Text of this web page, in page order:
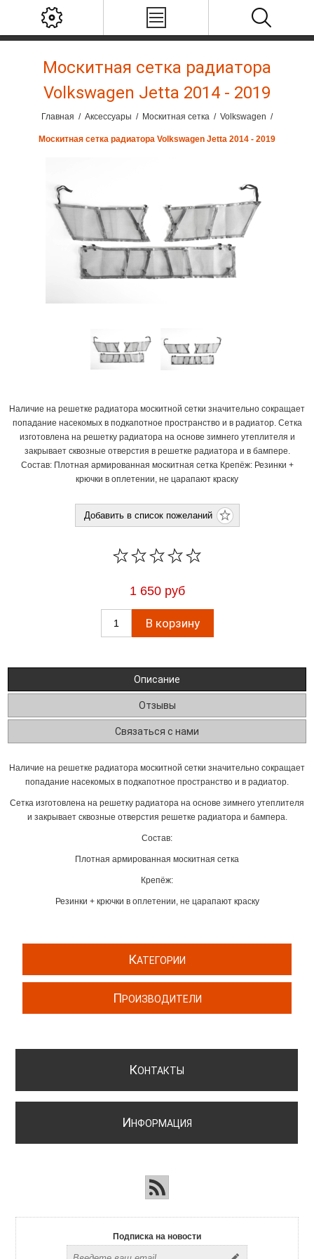
Москитная сетка радиатора
Volkswagen Jetta 2014 - 2019
Главная / Аксессуары / Москитная сетка / Volkswagen /
Москитная сетка радиатора Volkswagen Jetta 2014 - 2019
Наличие на решетке радиатора москитной сетки значительно сокращает
попадание насекомых в подкапотное пространство и в радиатор. Сетка
изготовлена на решетку радиатора на основе зимнего утеплителя и
закрывает сквозные отверстия в решетке радиатора и в бампере.
Состав: Плотная армированная москитная сетка Крепёж: Резинки +
крючки в оплетении, не царапают краску
1 650 руб
Описание
Отзывы
Связаться с нами
Наличие на решетке радиатора москитной сетки значительно сокращает
попадание насекомых в подкапотное пространство и в радиатор.
Сетка изготовлена на решетку радиатора на основе зимнего утеплителя
и закрывает сквозные отверстия решетке радиатора и бампера.
Состав:
Плотная армированная москитная сетка
Крепёж:
Резинки + крючки в оплетении, не царапают краску
КАТЕГОРИИ
ПРОИЗВОДИТЕЛИ
КОНТАКТЫ
ИНФОРМАЦИЯ
Подписка на новости